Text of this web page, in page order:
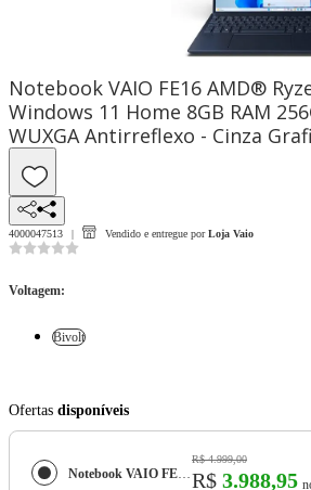
Notebook VAIO FE16 AMD®
Windows 11 Home 8GB RAM
WUXGA Antirreflexo - Cinza
4000047513 Vendido e entregue por Loja Vaio
Voltagem:
Bivolt
Ofertas disponíveis
Notebook VAIO FE16 AMD® Ryzen 5-5625U Windows 11 Home 8GB RAM 256GB SSD 16" IPS WUXGA Antirreflexo - Cinza Grafite
R$ 4.999,00
R$ 3.988,95